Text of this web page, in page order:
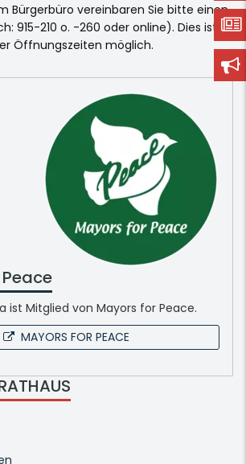
Bürgerbüro vereinbaren Sie bitte einen
915-210 o. -260 oder online). Dies ist
Öffnungszeiten möglich.
ist Mitglied von Mayors for Peace.
MAYORS FOR PEACE